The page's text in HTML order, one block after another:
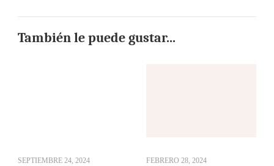
También le puede gustar...
SEPTIEMBRE 24, 2024 FEBRERO 28, 2024